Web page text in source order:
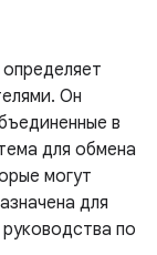
Он
в
для обмена
могут
для
по